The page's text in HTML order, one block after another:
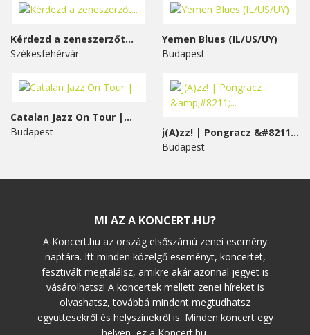
Kérdezd a zeneszerzőt...
Székesfehérvár
Yemen Blues (IL/US/UY)
Budapest
Catalan Jazz On Tour |...
Budapest
j(A)zz! | Pongracz &#8211;...
Budapest
MI AZ A KONCERT.HU?
A Koncert.hu az ország elsőszámú zenei esemény
naptára. Itt minden közelgő eseményt, koncertet,
fesztivált megtalálsz, amikre akár azonnal jegyet is
vásárolhatsz! A koncertek mellett zenei híreket is
olvashatsz, továbbá mindent megtudhatsz
együttesekről és helyszínekről is. Minden koncert egy